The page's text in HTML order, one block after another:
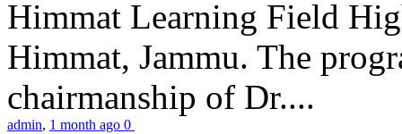
Himmat Learning Field
Himmat, Jammu. The
chairmanship of Dr....
admin, 1 month ago 0